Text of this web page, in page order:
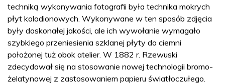
techniką wykonywania fotografii była technika mokrych
płyt kolodionowych. Wykonywane w ten sposób zdjęcia
były doskonałej jakości, ale ich wywołanie wymagało
szybkiego przeniesienia szklanej płyty do ciemni
położonej tuż obok atelier. W 1882 r. Rzewuski
zdecydował się na stosowanie nowej technologii bromo-
żelatynowej z zastosowaniem papieru światłoczułego.